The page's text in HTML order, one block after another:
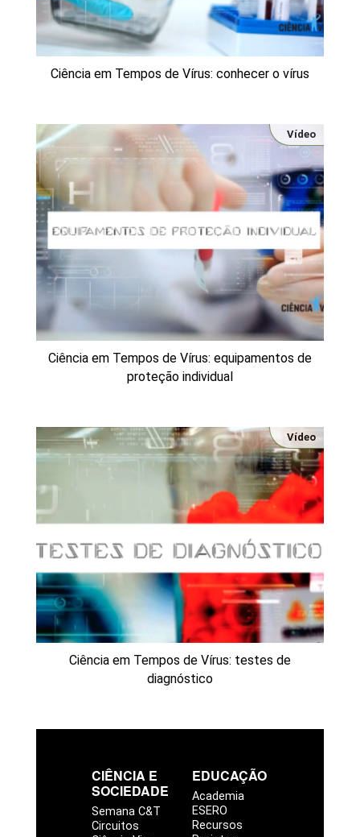
Ciência em Tempos de Vírus: conhecer o vírus
Ciência em Tempos de Vírus: equipamentos de
proteção individual
Vídeo
Ciência em Tempos de Vírus: testes de
diagnóstico
Vídeo
CIÊNCIA E
SOCIEDADE
Semana C&T
Circuitos
EDUCAÇÃO
Academia
ESERO
Recursos